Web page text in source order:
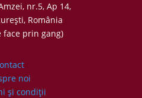
nr.5, Ap 14,
România
face prin gang)
noi
şi condiţii